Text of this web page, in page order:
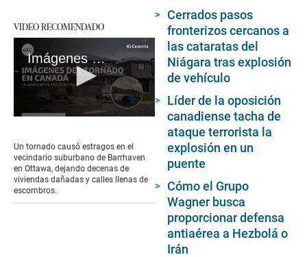
VIDEO RECOMENDADO
Imágenes del impresionante tornado en Canadá
of
2
minutes,
22
seconds
Un tornado causó estragos en el
vecindario suburbano de Barrhaven
en Ottawa, dejando decenas de
viviendas dañadas y calles llenas de
escombros.
Cerrados pasos
fronterizos cercanos a
las cataratas del
Niágara tras explosión
de vehículo
Líder de la oposición
canadiense tacha de
ataque terrorista la
explosión en un
puente
Cómo el Grupo
Wagner busca
proporcionar defensa
antiaérea a Hezbolá o
Irán